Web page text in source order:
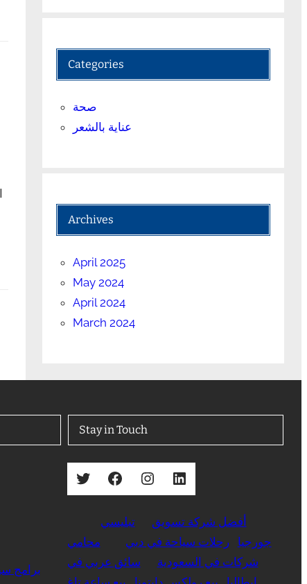
Categories
صحة
عناية بالشعر
Archives
April 2025
May 2024
April 2024
March 2024
برامج
Stay in Touch
Twitter Facebook Instagram LinkedIn
أفضل شركة تسويق
تبليسي
جورجيا
رحلات سياحة في دبي
محامي
شركات في السعودية
سائق عربي في